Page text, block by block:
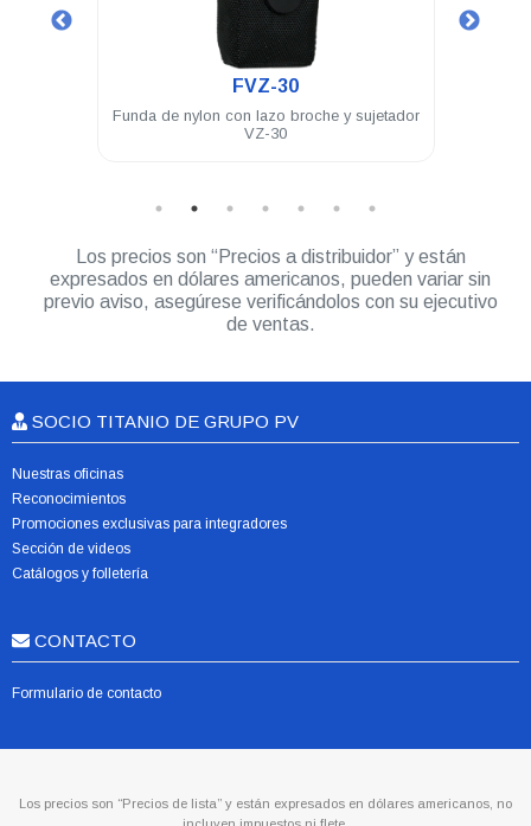
.
FVZ-30
Funda de nylon con lazo broche y sujetador
VZ-30
Los precios son “Precios a distribuidor” y están
expresados en dólares americanos, pueden variar sin
previo aviso, asegúrese verificándolos con su ejecutivo
de ventas.
SOCIO TITANIO DE GRUPO PV
Nuestras oficinas
Reconocimientos
Promociones exclusivas para integradores
Sección de videos
Catálogos y folletería
CONTACTO
Formulario de contacto
Los precios son “Precios de lista” y están expresados en dólares americanos, no